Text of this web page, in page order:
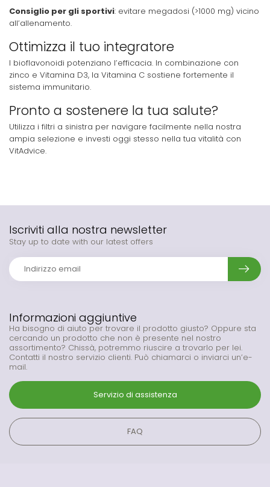
Consiglio per gli sportivi: evitare megadosi (>1000 mg) vicino
all’allenamento.
Ottimizza il tuo integratore
I bioflavonoidi potenziano l’efficacia. In combinazione con
zinco e Vitamina D3, la Vitamina C sostiene fortemente il
sistema immunitario.
Pronto a sostenere la tua salute?
Utilizza i filtri a sinistra per navigare facilmente nella nostra
ampia selezione e investi oggi stesso nella tua vitalità con
VitAdvice.
Informazioni aggiuntive
Ha bisogno di aiuto per trovare il prodotto giusto? Oppure sta
cercando un prodotto che non è presente nel nostro
assortimento? Chissà, potremmo riuscire a trovarlo per lei.
Contatti il nostro servizio clienti. Può chiamarci o inviarci un’e-
mail.
Servizio di assistenza
FAQ
Iscriviti alla nostra newsletter
Stay up to date with our latest offers